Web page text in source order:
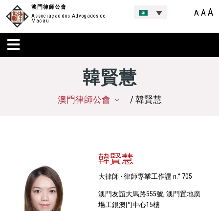
澳門律師公會
Associação dos Advogados de
Macau
A AA
韓賢慧
澳門律師公會 / 韓賢慧
韓賢慧
大律師 - 律師專業工作證 n.° 705
澳門友誼大馬路555號, 澳門置地廣
場工銀澳門中心15樓